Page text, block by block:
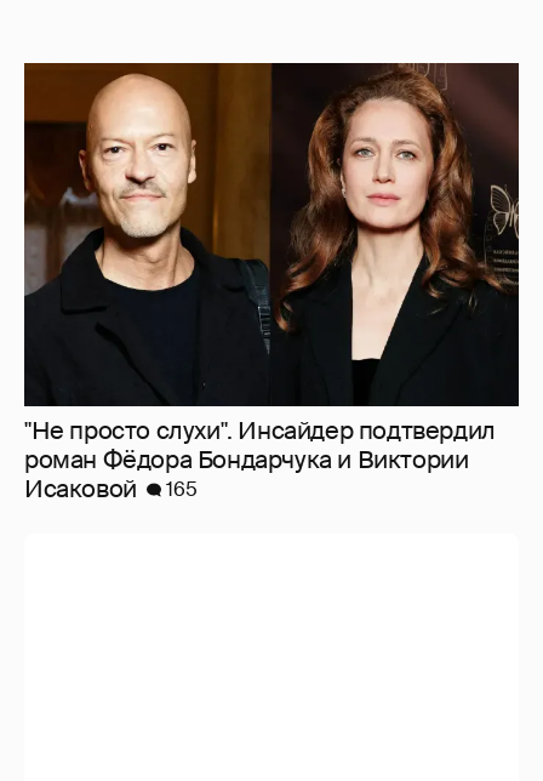
"Не просто слухи". Инсайдер подтвердил
роман Фёдора Бондарчука и Виктории
Исаковой
165